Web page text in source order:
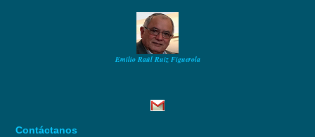
Emilio Raúl Ruiz Figuerola
Contáctanos